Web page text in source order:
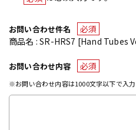
お問い合わせ件名
必須
商品名 : SR-HRS7 [Hand Tubes
お問い合わせ内容 必須
※お問い合わせ内容は1000文字以下で入